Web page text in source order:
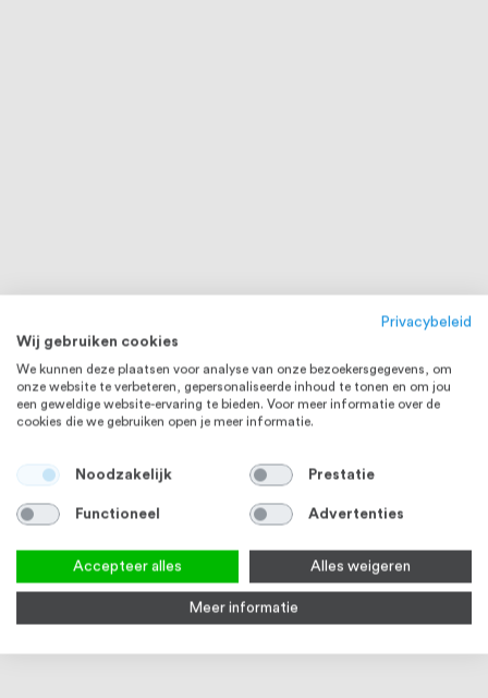
RVS 304 RVS 304
Privacybeleid
Wij gebruiken cookies
We kunnen deze plaatsen voor analyse van onze bezoekersgegevens, om
onze website te verbeteren, gepersonaliseerde inhoud te tonen en om jou
een geweldige website-ervaring te bieden. Voor meer informatie over de
cookies die we gebruiken open je meer informatie.
Noodzakelijk Prestatie
Functioneel Advertenties
Accepteer alles Alles weigeren
Meer informatie